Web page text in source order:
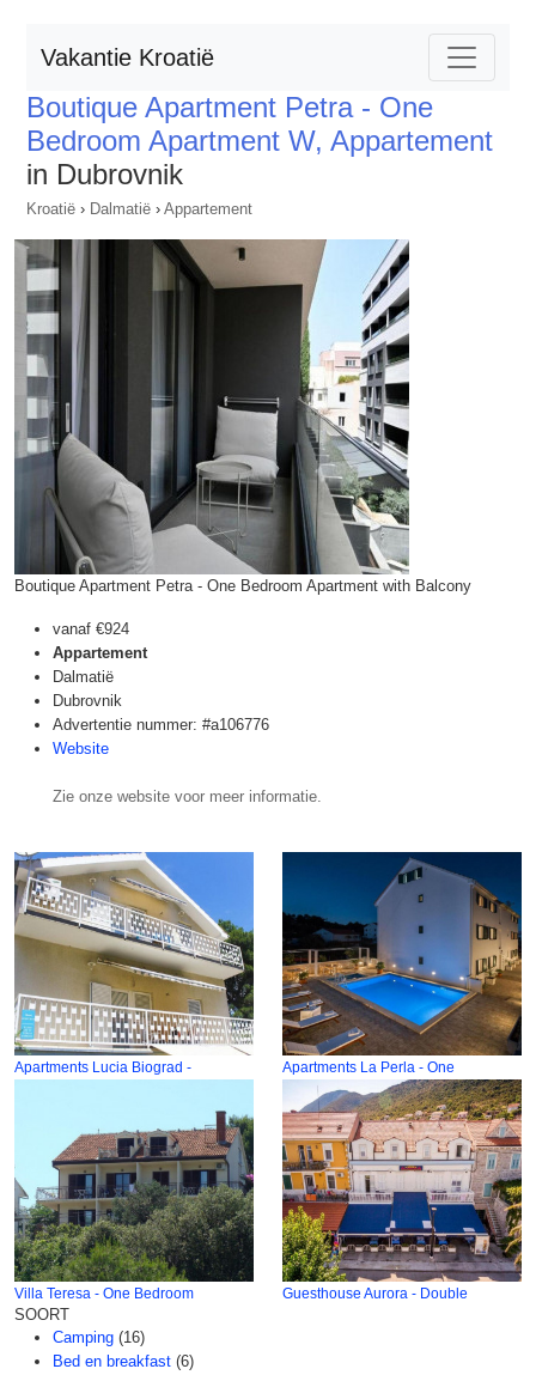
Vakantie Kroatië
Boutique Apartment Petra - One
Bedroom Apartment W, Appartement
in Dubrovnik
Kroatië › Dalmatië › Appartement
Boutique Apartment Petra - One Bedroom Apartment with Balcony
vanaf €924
Appartement
Dalmatië
Dubrovnik
Advertentie nummer: #a106776
Website
Zie onze website voor meer informatie.
Apartments Lucia Biograd - Apartments La Perla - One
Villa Teresa - One Bedroom Guesthouse Aurora - Double
SOORT
Camping (16)
Bed en breakfast (6)